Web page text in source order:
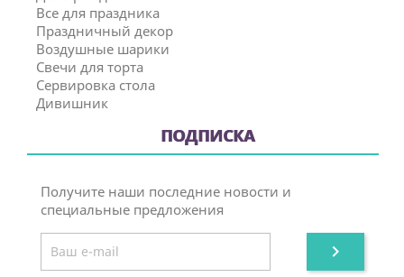
Все для праздника
Праздничный декор
Воздушные шарики
Свечи для торта
Сервировка стола
Дивишник
ПОДПИСКА
Получите наши последние новости и
специальные предложения
